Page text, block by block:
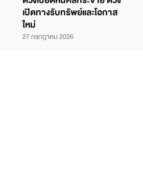
เปิดทางรับทรัพย์และโอกาส
ใหม่
27 กรกฎาคม 2026